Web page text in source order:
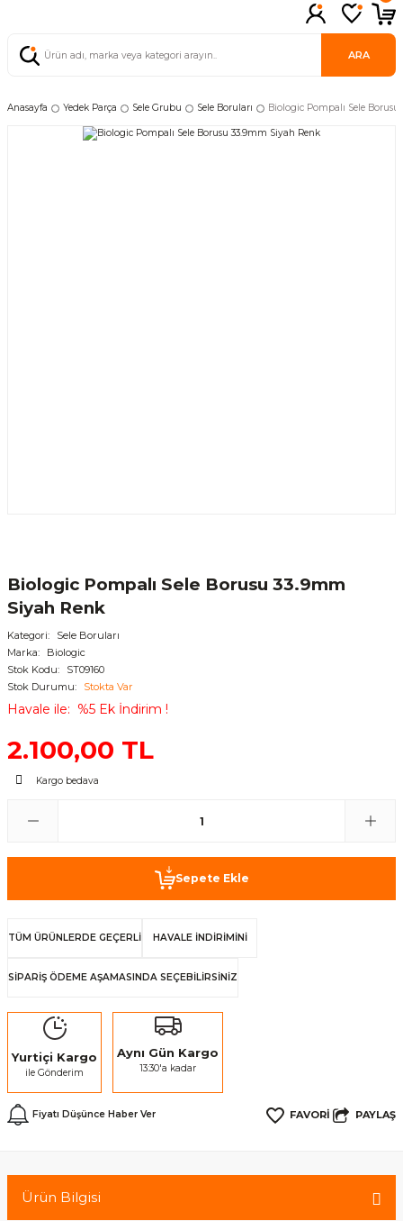
ARA
Anasayfa Yedek Parça Sele Grubu Sele Boruları Biologic Pompalı Sele
Biologic Pompalı Sele Borusu 33.9mm
Siyah Renk
Kategori
Sele Boruları
Marka
Biologic
Stok Kodu
ST09160
Stok Durumu
Stokta Var
Havale ile %5 Ek İndirim !
2.100,00 TL
Kargo bedava
Sepete Ekle
TÜM ÜRÜNLERDE GEÇERLİ HAVALE İNDİRİMİNİ
SİPARİŞ ÖDEME AŞAMASINDA SEÇEBİLİRSİNİZ
Yurtiçi Kargo
ile Gönderim
Aynı Gün Kargo
13:30'a kadar
Fiyatı Düşünce Haber Ver PAYLAŞ
Ürün Bilgisi